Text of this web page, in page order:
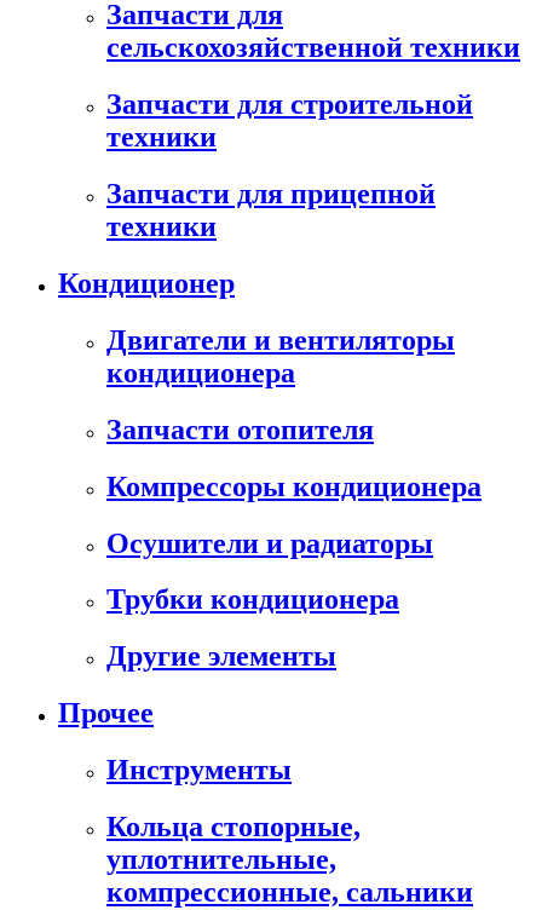
Запчасти для
сельскохозяйственной техники
Запчасти для строительной
техники
Запчасти для прицепной
техники
Кондиционер
Двигатели и вентиляторы
кондиционера
Запчасти отопителя
Компрессоры кондиционера
Осушители и радиаторы
Трубки кондиционера
Другие элементы
Прочее
Инструменты
Кольца стопорные,
уплотнительные,
компрессионные, сальники